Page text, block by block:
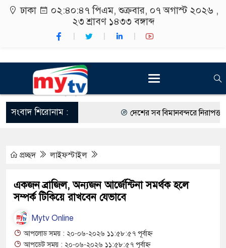
ঢাকা ০২:৪০:৪৮ পিএম, শুক্রবার, ০৭ অগাস্ট ২০২৬ ,
২৩ শ্রাবণ ১৪৩৩ বঙ্গাব্দ
সংবাদ শিরোনাম : দেশের সব বিমানবন্দরে নিরাপত্তা
কর্মসূচীর শুভসূচনা।
বিভিন্ন বিশ্ববিদ্যালয়ের শিক্ষার্থীদের
থাকায় বিক্রিতে নিষেধাজ্ঞা
প্রচ্ছদ লাইফস্টাইল
একজন ব্রাজিল, অন্যজন আর্জেন্টিনা সমর্থক হলে
সম্পর্ক টিকিয়ে রাখবেন যেভাবে
Mytv Online
আপলোড সময় : ২০-০৬-২০২৬ ১১:৫৮:৫৭ পূর্বাহ্ন
আপডেট সময় : ২০-০৬-২০২৬ ১১:৫৮:৫৭ পূর্বাহ্ন